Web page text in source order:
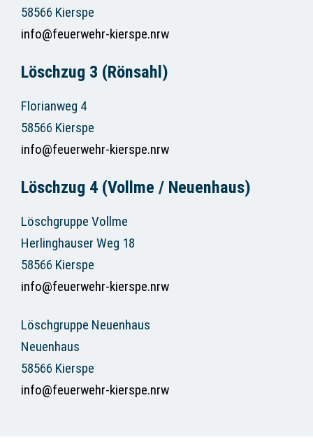
58566 Kierspe
info@feuerwehr-kierspe.nrw
Löschzug 3 (Rönsahl)
Florianweg 4
58566 Kierspe
info@feuerwehr-kierspe.nrw
Löschzug 4 (Vollme / Neuenhaus)
Löschgruppe Vollme
Herlinghauser Weg 18
58566 Kierspe
info@feuerwehr-kierspe.nrw
Löschgruppe Neuenhaus
Neuenhaus
58566 Kierspe
info@feuerwehr-kierspe.nrw